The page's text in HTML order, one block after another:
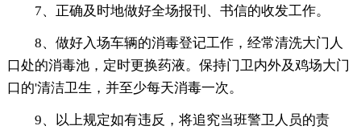
7、正确及时地做好全场报刊、书信的收发工作。
8、做好入场车辆的消毒登记工作，经常清洗大门人
口处的消毒池，定时更换药液。保持门卫内外及鸡场大门
口的'清洁卫生，并至少每天消毒一次。
9、以上规定如有违反，将追究当班警卫人员的责